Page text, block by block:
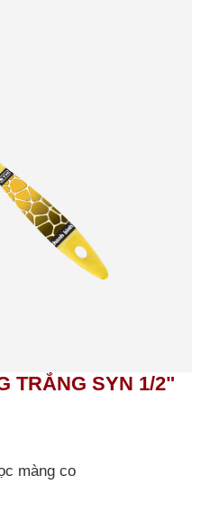
TRẮNG SYN 1/2"
màng co